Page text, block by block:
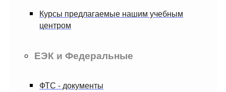
Курсы предлагаемые нашим учебным
центром
ЕЭК и Федеральные
ФТС - документы